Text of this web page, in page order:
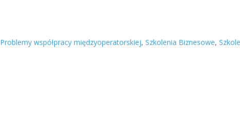
Problemy współpracy międzyoperatorskiej, Szkolenia Biznesowe,